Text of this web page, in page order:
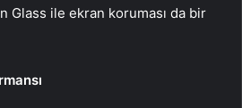
Glass ile ekran koruması da bir